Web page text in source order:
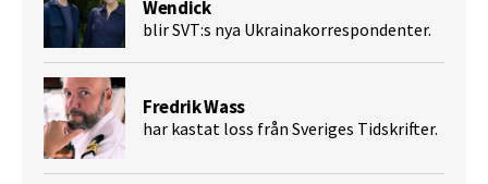
Wendick
blir SVT:s nya Ukrainakorrespondenter.
Fredrik Wass
har kastat loss från Sveriges Tidskrifter.